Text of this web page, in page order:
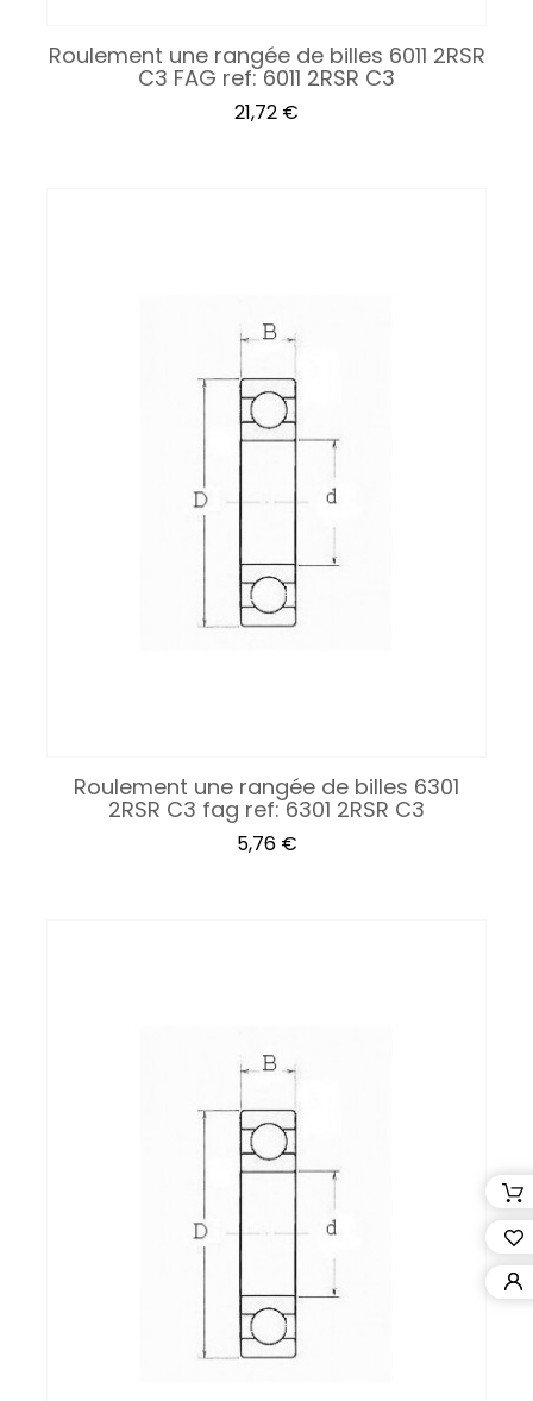
Roulement une rangée de billes 6011 2RSR
C3 FAG ref: 6011 2RSR C3
Prix
21,72 €
Roulement une rangée de billes 6301
2RSR C3 fag ref: 6301 2RSR C3
Prix
5,76 €